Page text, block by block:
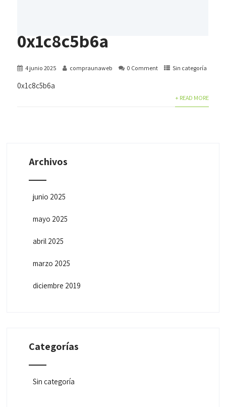
0x1c8c5b6a
4 junio 2025 compraunaweb 0 Comment Sin categoría
0x1c8c5b6a
+ READ MORE
Archivos
junio 2025
mayo 2025
abril 2025
marzo 2025
diciembre 2019
Categorías
Sin categoría